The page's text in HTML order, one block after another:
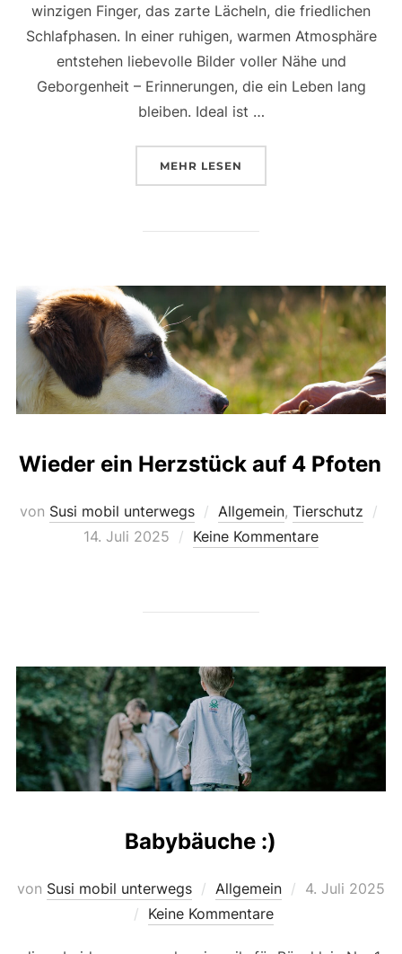
winzigen Finger, das zarte Lächeln, die friedlichen
Schlafphasen. In einer ruhigen, warmen Atmosphäre
entstehen liebevolle Bilder voller Nähe und
Geborgenheit – Erinnerungen, die ein Leben lang
bleiben. Ideal ist …
MEHR ÜBER
LESEN
Wieder ein Herzstück auf 4 Pfoten
von Susi mobil unterwegs Allgemein, Tierschutz
14. Juli 2025 Keine Kommentare
Babybäuche :)
von Susi mobil unterwegs Allgemein
Veröffentlicht
4. Juli 2025
Keine Kommentare